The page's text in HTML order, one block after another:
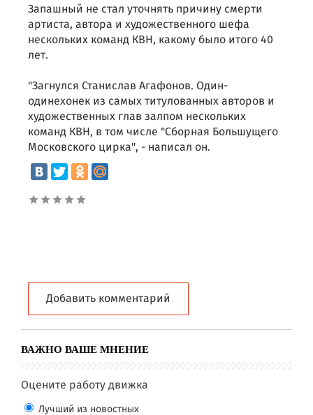
Запашный не стал уточнять причину смерти
артиста, автора и художественного шефа
нескольких команд КВН, какому было итого 40
лет.
"Загнулся Станислав Агафонов. Один-
одинехонек из самых титулованных авторов и
художественных глав залпом нескольких
команд КВН, в том числе "Сборная Большущего
Московского цирка", - написал он.
Добавить комментарий
ВАЖНО ВАШЕ МНЕНИЕ
Оцените работу движка
Лучший из новостных